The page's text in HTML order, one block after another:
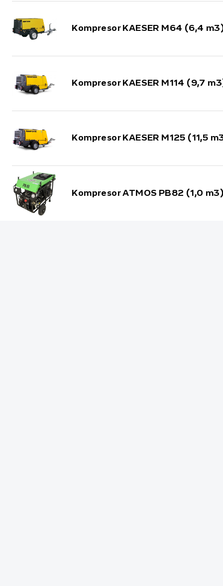
Kompresor KAESER M64 (6,4
Kompresor KAESER M114 (9,7
Kompresor KAESER M125 (11,5
Kompresor ATMOS PB82 (1,0 m3)